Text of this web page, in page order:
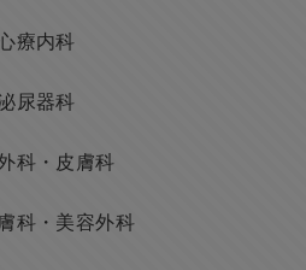
療内科
尿器科
科・皮膚科
科・美容外科